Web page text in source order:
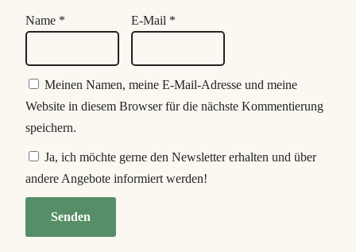
e
Name * E-Mail *
Meinen Namen, meine E-Mail-Adresse und meine
Website in diesem Browser für die nächste Kommentierung
speichern.
Ja, ich möchte gerne den Newsletter erhalten und über
andere Angebote informiert werden!